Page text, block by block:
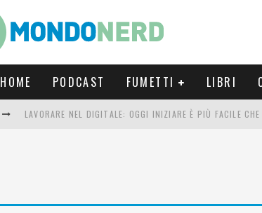
HOME PODCAST FUMETTI LIBRI
LAVORARE NEL DIGITALE: OGGI INIZIARE È PIÙ FACILE